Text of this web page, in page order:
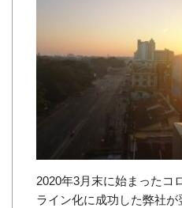
2020年3月末に始まったコ
ライン化に成功した弊社